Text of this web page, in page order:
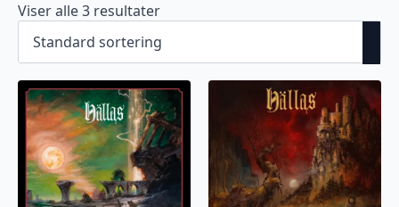
Viser alle 3 resultater